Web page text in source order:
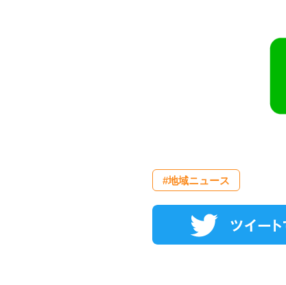
#地域ニュース